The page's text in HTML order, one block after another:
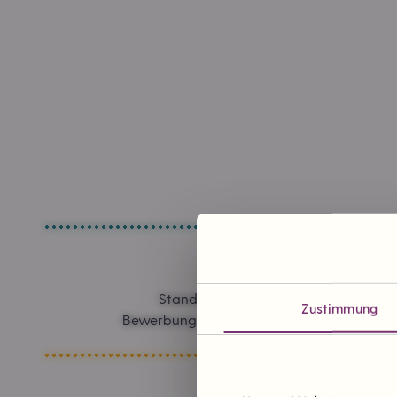
Zustimmung
Standorte in Planung
Bewerbung um einen Tante Enso